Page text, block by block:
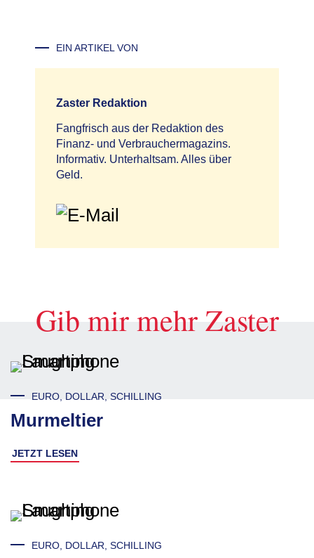
EIN ARTIKEL VON
Zaster Redaktion
Fangfrisch aus der Redaktion des
Finanz- und Verbrauchermagazins.
Informativ. Unterhaltsam. Alles über
Geld.
Gib mir mehr Zaster
EURO, DOLLAR, SCHILLING
Murmeltier
JETZT LESEN
EURO, DOLLAR, SCHILLING